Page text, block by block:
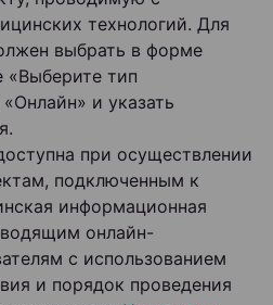
технологий. Для
выбрать в форме
«Выберите тип
и указать
при осуществлении
подключенным к
информационная
онлайн-
с использованием
и порядок проведения